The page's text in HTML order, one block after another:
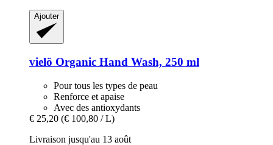
Ajouter
vielö Organic Hand Wash, 250 ml
Pour tous les types de peau
Renforce et apaise
Avec des antioxydants
€ 25,20 (€ 100,80 / L)
Livraison jusqu'au 13 août